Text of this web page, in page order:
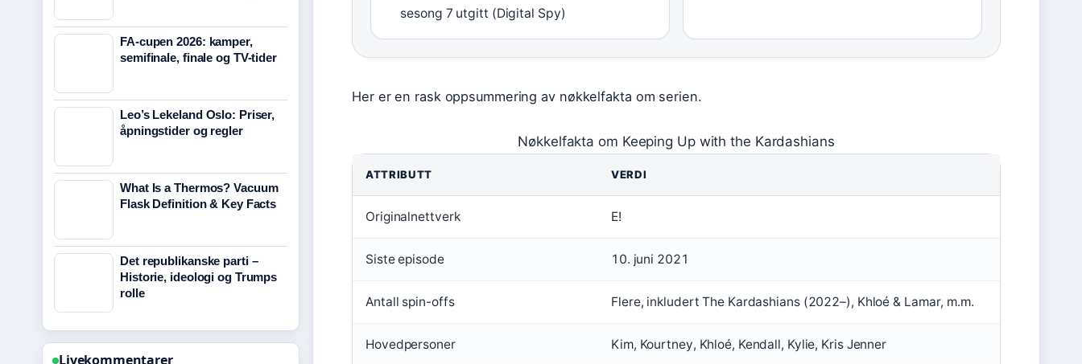
sesong 7 utgitt (Digital Spy)
Her er en rask oppsummering av nøkkelfakta om serien.
Nøkkelfakta om Keeping Up with the Kardashians
ATTRIBUTT VERDI
Originalnettverk E!
Siste episode 10. juni 2021
Antall spin-offs Flere, inkludert The Kardashians (2022–), Khloé & Lamar, m.m.
Hovedpersoner Kim, Kourtney, Khloé, Kendall, Kylie, Kris Jenner
FA-cupen 2026: kamper,
semifinale, finale og TV-tider
Leo’s Lekeland Oslo: Priser,
åpningstider og regler
What Is a Thermos? Vacuum
Flask Definition & Key Facts
Det republikanske parti –
Historie, ideologi og Trumps
rolle
Livekommentarer